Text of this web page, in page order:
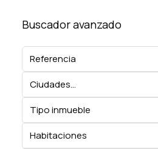
Buscador avanzado
Ciudades...
Tipo inmueble
Habitaciones